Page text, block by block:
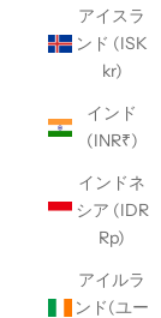
アイスラ
ンド (ISK
kr)
インド
(INR₹)
インドネ
シア (IDR
Rp)
アイルラ
ンド(ユー